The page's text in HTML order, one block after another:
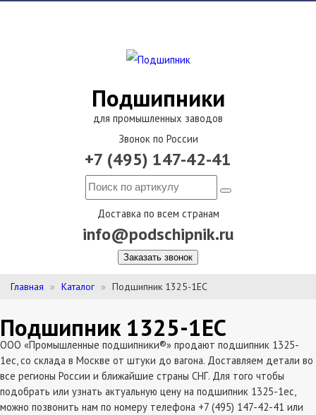
Подшипники
для промышленных заводов
Звонок по России
+7 (495) 147-42-41
Доставка по всем странам
info@podschipnik.ru
Заказать звонок
Главная Каталог Подшипник 1325-1EC
Подшипник 1325-1EC
ООО «Промышленные подшипники®» продают подшипник 1325-
1ec, со склада в Москве от штуки до вагона. Доставляем детали во
все регионы России и ближайшие страны СНГ. Для того чтобы
подобрать или узнать актуальную цену на подшипник 1325-1ec,
можно позвонить нам по номеру телефона +7 (495) 147-42-41 или